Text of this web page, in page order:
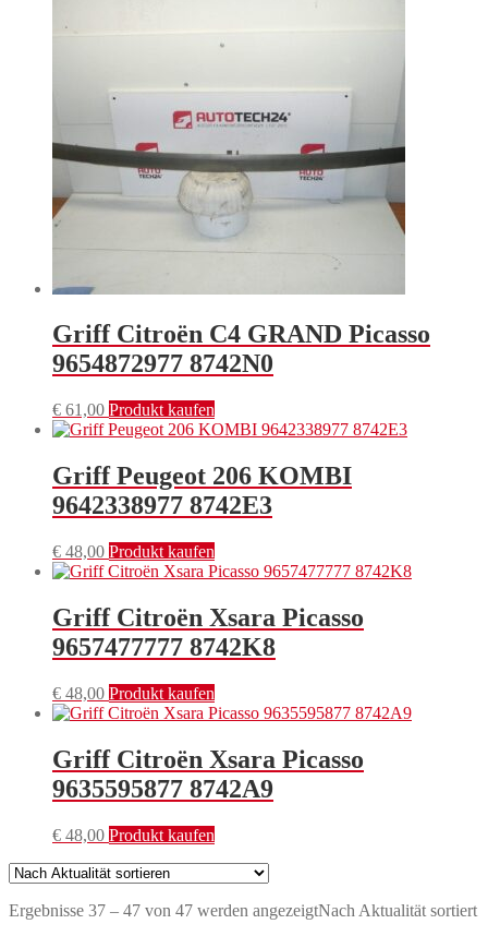
Griff Citroën C4 GRAND Picasso
9654872977 8742N0
€ 61,00 Produkt kaufen
Griff Peugeot 206 KOMBI
9642338977 8742E3
€ 48,00 Produkt kaufen
Griff Citroën Xsara Picasso
9657477777 8742K8
€ 48,00 Produkt kaufen
Griff Citroën Xsara Picasso
9635595877 8742A9
€ 48,00 Produkt kaufen
Ergebnisse 37 – 47 von 47 werden angezeigtNach Aktualität sortiert